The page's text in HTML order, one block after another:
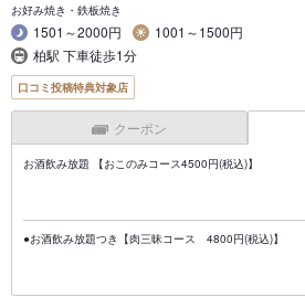
お好み焼き・鉄板焼き
1501～2000円
1001～1500円
柏駅 下車徒歩1分
口コミ投稿特典対象店
クーポン
お酒飲み放題 【おこのみコース4500円(税込)】
●お酒飲み放題つき【肉三昧コース 4800円(税込)】